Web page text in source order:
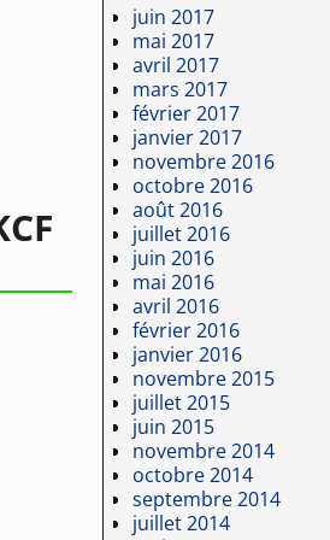
juin 2017
mai 2017
avril 2017
mars 2017
février 2017
janvier 2017
novembre 2016
octobre 2016
août 2016
juillet 2016
juin 2016
mai 2016
avril 2016
février 2016
janvier 2016
novembre 2015
juillet 2015
juin 2015
novembre 2014
octobre 2014
septembre 2014
juillet 2014